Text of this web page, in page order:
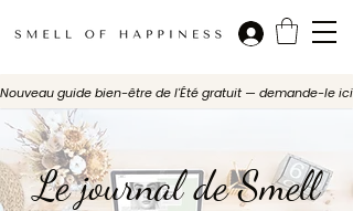
Nouveau guide bien-être de l'Été gratuit — demande-le ici
Le journal de Smell